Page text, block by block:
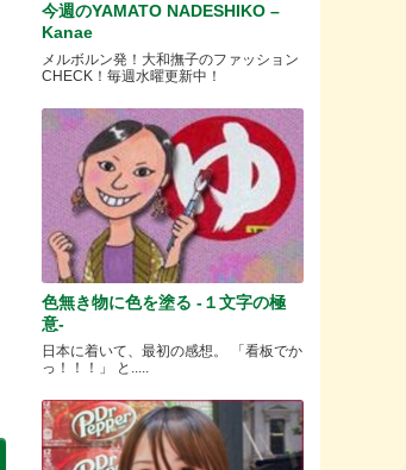
今週のYAMATO NADESHIKO –
Kanae
メルボルン発！大和撫子のファッション
CHECK！毎週水曜更新中！
色無き物に色を塗る -１文字の極
意-
日本に着いて、最初の感想。 「看板でか
っ！！！」 と.....